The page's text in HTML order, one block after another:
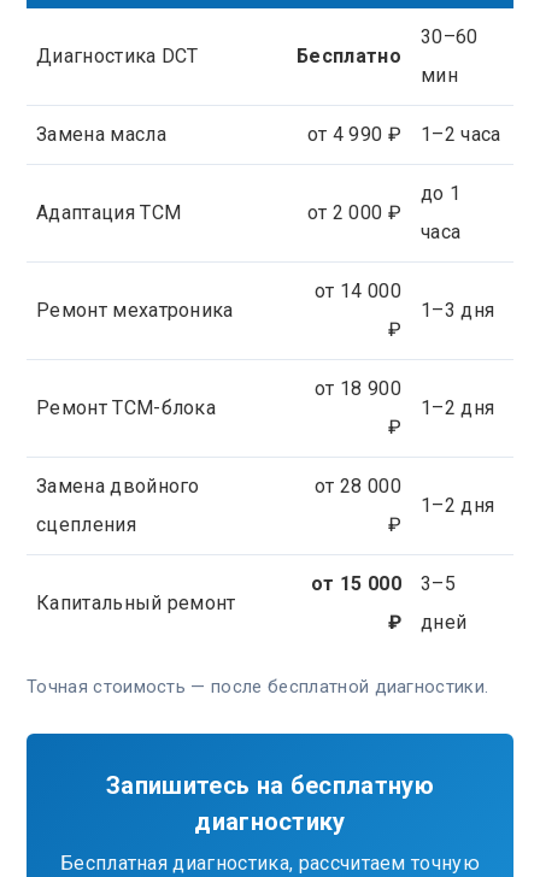
Диагностика DCT Бесплатно
30–60
мин
Замена масла от 4 990 ₽ 1–2 часа
Адаптация TCM от 2 000 ₽
до 1
часа
Ремонт мехатроника
от 14 000
₽
1–3 дня
Ремонт ТСМ-блока
от 18 900
₽
1–2 дня
Замена двойного
сцепления
от 28 000
₽
1–2 дня
Капитальный ремонт
от 15 000
₽
3–5
дней
Точная стоимость — после бесплатной диагностики.
Запишитесь на бесплатную
диагностику
Бесплатная диагностика, рассчитаем точную